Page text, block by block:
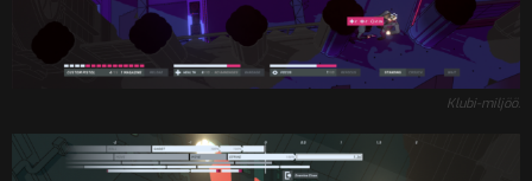
Klubi-miljöö.